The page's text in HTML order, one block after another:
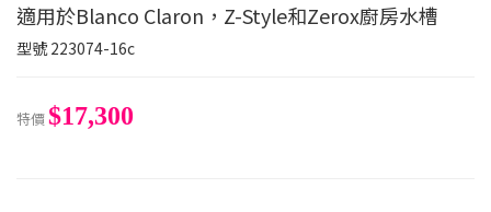
適用於Blanco Claron，Z-Style和Zerox廚房水槽
型號223074-16c
特價$17,300